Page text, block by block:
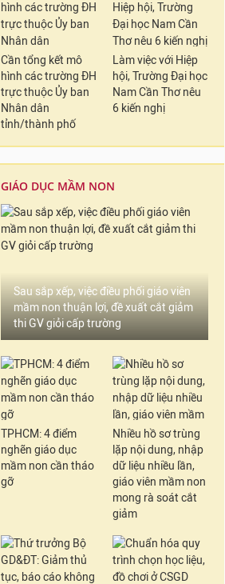
Cần tổng kết mô
hình các trường ĐH
trực thuộc Ủy ban
Nhân dân
tỉnh/thành phố
Làm việc với Hiệp
hội, Trường Đại học
Nam Cần Thơ nêu
6 kiến nghị
GIÁO DỤC MẦM NON
Sau sắp xếp, việc điều phối giáo viên
mầm non thuận lợi, đề xuất cắt giảm
thi GV giỏi cấp trường
TPHCM: 4 điểm
nghẽn giáo dục
mầm non cần tháo
gỡ
Nhiều hồ sơ trùng
lặp nội dung, nhập
dữ liệu nhiều lần,
giáo viên mầm non
mong rà soát cắt
giảm